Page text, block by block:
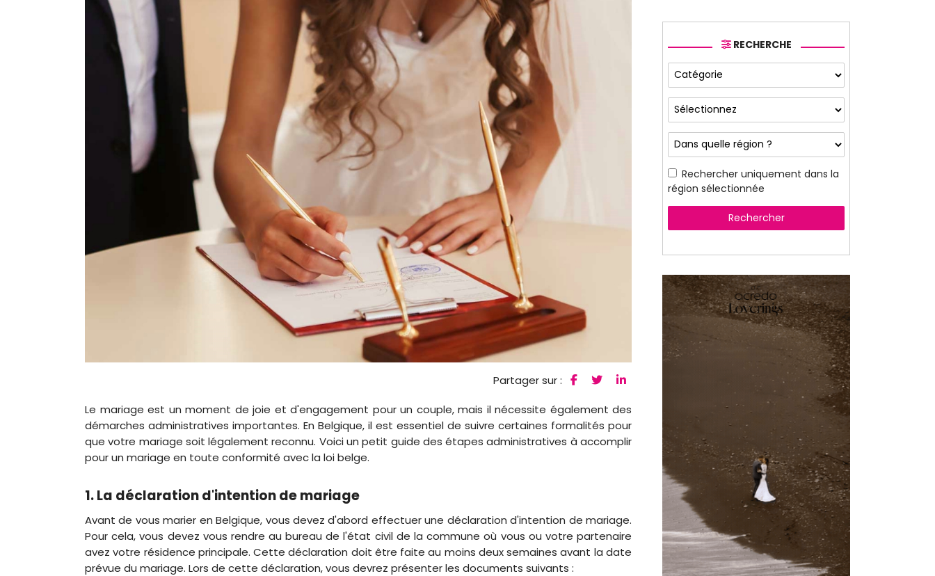
Partager sur :
Le mariage est un moment de joie et d'engagement pour un couple, mais il nécessite également des
démarches administratives importantes. En Belgique, il est essentiel de suivre certaines formalités pour
que votre mariage soit légalement reconnu. Voici un petit guide des étapes administratives à accomplir
pour un mariage en toute conformité avec la loi belge.
1. La déclaration d'intention de mariage
Avant de vous marier en Belgique, vous devez d'abord effectuer une déclaration d'intention de mariage.
Pour cela, vous devez vous rendre au bureau de l'état civil de la commune où vous ou votre partenaire
avez votre résidence principale. Cette déclaration doit être faite au moins deux semaines avant la date
prévue du mariage. Lors de cette déclaration, vous devrez présenter les documents suivants :
RECHERCHE
Rechercher uniquement dans la
région sélectionnée
Rechercher